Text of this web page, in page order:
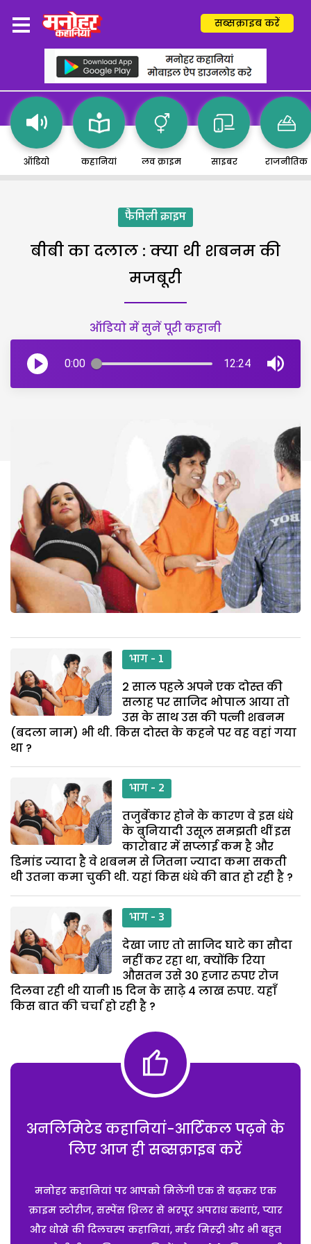
सब्सक्राइब करें
ऑडियो कहानियां लव क्राइम साइबर राजनीतिक
फैमिली क्राइम
बीबी का दलाल : क्या थी शबनम की
मजबूरी
ऑडियो में सुनें पूरी कहानी
0:00 12:24
भाग - 1
2 साल पहले अपने एक दोस्त की
सलाह पर साजिद भोपाल आया तो
उस के साथ उस की पत्नी शबनम
(बदला नाम) भी थी. किस दोस्त के कहने पर वह वहां गया
था ?
भाग - 2
तजुर्बेकार होने के कारण वे इस धंधे
के बुनियादी उसूल समझती थीं इस
कारोबार में सप्लाई कम है और
डिमांड ज्यादा है वे शबनम से जितना ज्यादा कमा सकती
थी उतना कमा चुकी थी. यहां किस धंधे की बात हो रही है ?
भाग - 3
देखा जाए तो साजिद घाटे का सौदा
नहीं कर रहा था, क्योंकि रिया
औसतन उसे 30 हजार रुपए रोज
दिलवा रही थी यानी 15 दिन के साढ़े 4 लाख रुपए. यहाँ
किस बात की चर्चा हो रही है ?
अनलिमिटेड कहानियां-आर्टिकल पढ़ने के
लिए आज ही सब्सक्राइब करें
मनोहर कहानियां पर आपको मिलेंगी एक से बढ़कर एक
क्राइम स्टोरीज, सस्पेंस थ्रिलर से भरपूर अपराध कथाएं, प्यार
और धोखे की दिलचस्प कहानियां, मर्डर मिस्ट्री और भी बहुत